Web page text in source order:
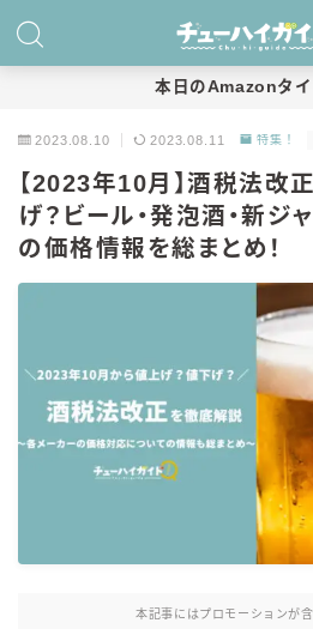
特集！
キリン
氷結
氷結 無糖
麒麟 発酵サワー
本日のAmazonタ
2023.08.10 2023.08.11 特集！
【2023年10月】酒税法改
げ？ビール・発泡酒・新ジ
の価格情報を総まとめ！
本記事にはプロモーションが含